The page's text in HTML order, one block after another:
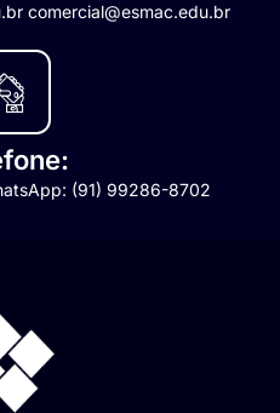
comercial@esmac.edu.br
(91) 99286-8702